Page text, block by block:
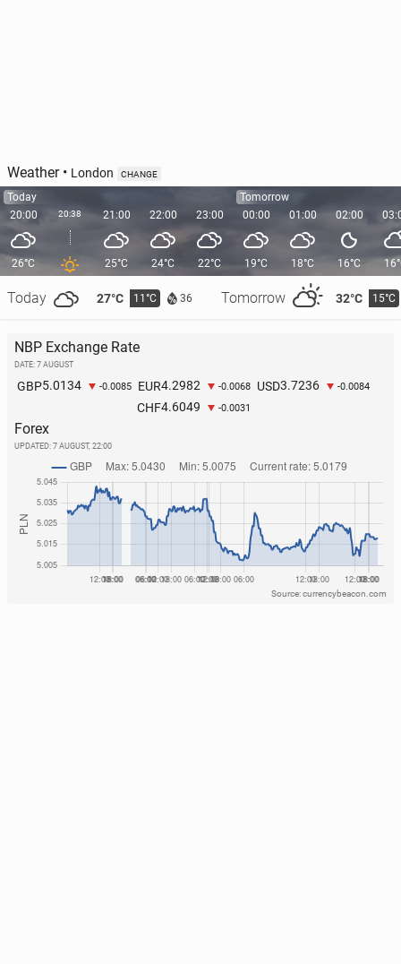
Weather• London CHANGE
Today
20:00
26°C
Today 27°C 11°C 36 Tomorrow 32°C 15°C
20:38 21:00
25°C
22:00
24°C
23:00
22°C
Tomorrow
00:00
19°C
01:00
18°C
02:00
16°C
NBP Exchange Rate
DATE: 7 AUGUST
GBP5.0134 -0.0085 EUR4.2982 -0.0068 USD3.7236 -0.0084
CHF4.6049 -0.0031
Forex
UPDATED: 7 AUGUST, 22:00
Source: currencybeacon.com